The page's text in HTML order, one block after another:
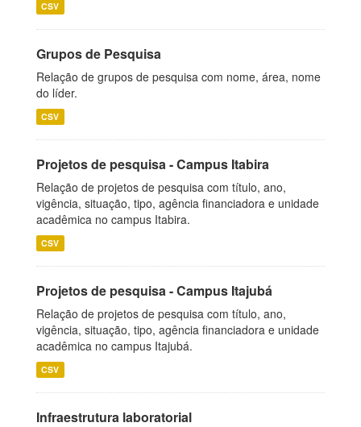
CSV
Grupos de Pesquisa
Relação de grupos de pesquisa com nome, área, nome
do líder.
CSV
Projetos de pesquisa - Campus Itabira
Relação de projetos de pesquisa com título, ano,
vigência, situação, tipo, agência financiadora e unidade
acadêmica no campus Itabira.
CSV
Projetos de pesquisa - Campus Itajubá
Relação de projetos de pesquisa com título, ano,
vigência, situação, tipo, agência financiadora e unidade
acadêmica no campus Itajubá.
CSV
Infraestrutura laboratorial